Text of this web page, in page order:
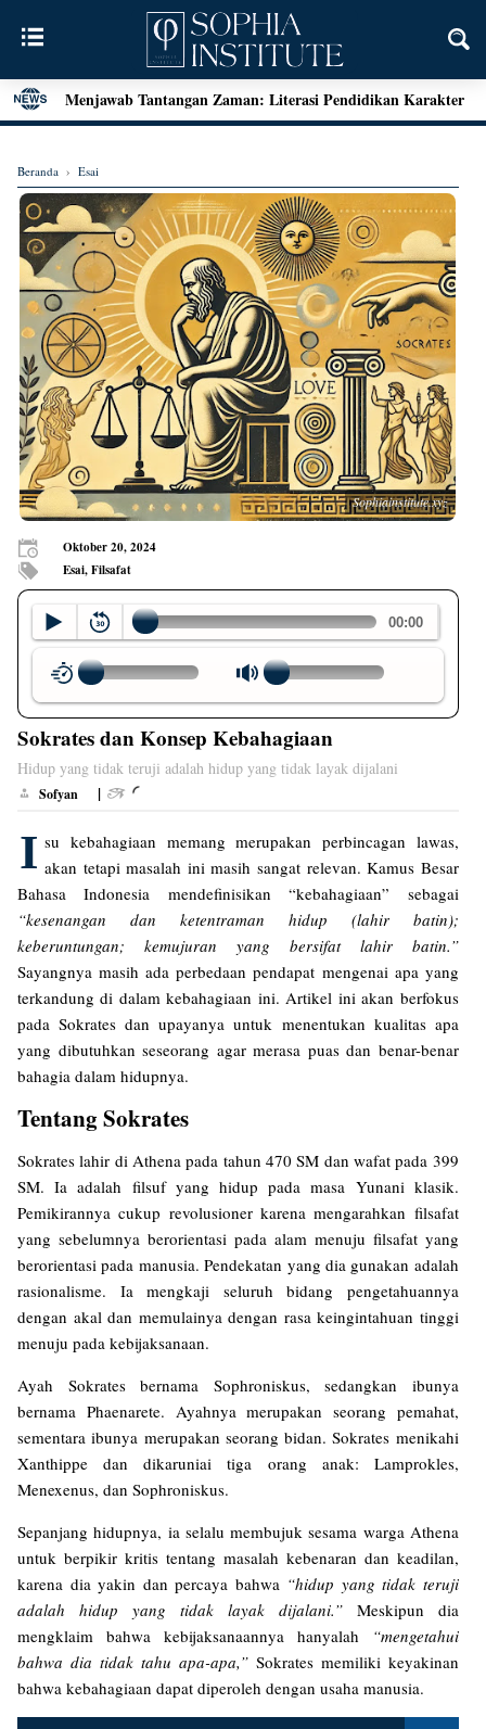
Menjawab Tantangan Zaman: Literasi Pendidikan Karakter
dan Dialog Sains dalam Kegiatan Bedah Buku Palu
Mengenal Teori Etika Immanuel Kant
Momen Terakhir Plato
Locke dan Pertanyaan Seputar Identitas Diri
Augustine on Happiness and Time
Seni Menarik Kesimpulan ala Bertrand Russel
Menjelajahi Hakikat Etika: Sebuah Refleksi dari Aristoteles
hingga Kant
Good Is Good: Menyingkap Hakikat Kebaikan Bersama
George Edward Moore
Kebebasan Sebagai Jembatan Transendensi: Menyelami
Filsafat Eksistensial Mulla Sadra
Beranda › Esai
Sophiainstitute.xyz
Oktober 20, 2024
Esai, Filsafat
Sokrates dan Konsep Kebahagiaan
Hidup yang tidak teruji adalah hidup yang tidak layak dijalani
Sofyan |
I su kebahagiaan memang merupakan perbincagan lawas,
akan tetapi masalah ini masih sangat relevan. Kamus Besar
Bahasa Indonesia mendefinisikan “kebahagiaan” sebagai
“kesenangan dan ketentraman hidup (lahir batin);
keberuntungan; kemujuran yang bersifat lahir batin.”
Sayangnya masih ada perbedaan pendapat mengenai apa yang
terkandung di dalam kebahagiaan ini. Artikel ini akan berfokus
pada Sokrates dan upayanya untuk menentukan kualitas apa
yang dibutuhkan seseorang agar merasa puas dan benar-benar
bahagia dalam hidupnya.
Tentang Sokrates
Sokrates lahir di Athena pada tahun 470 SM dan wafat pada 399
SM. Ia adalah filsuf yang hidup pada masa Yunani klasik.
Pemikirannya cukup revolusioner karena mengarahkan filsafat
yang sebelumnya berorientasi pada alam menuju filsafat yang
berorientasi pada manusia. Pendekatan yang dia gunakan adalah
rasionalisme. Ia mengkaji seluruh bidang pengetahuannya
dengan akal dan memulainya dengan rasa keingintahuan tinggi
menuju pada kebijaksanaan.
Ayah Sokrates bernama Sophroniskus, sedangkan ibunya
bernama Phaenarete. Ayahnya merupakan seorang pemahat,
sementara ibunya merupakan seorang bidan. Sokrates menikahi
Xanthippe dan dikaruniai tiga orang anak: Lamprokles,
Menexenus, dan Sophroniskus.
Sepanjang hidupnya, ia selalu membujuk sesama warga Athena
untuk berpikir kritis tentang masalah kebenaran dan keadilan,
karena dia yakin dan percaya bahwa “hidup yang tidak teruji
adalah hidup yang tidak layak dijalani.”Meskipun dia
mengklaim bahwa kebijaksanaannya hanyalah
“mengetahui
bahwa dia tidak tahu apa-apa,”Sokrates memiliki keyakinan
bahwa kebahagiaan dapat diperoleh dengan usaha manusia.